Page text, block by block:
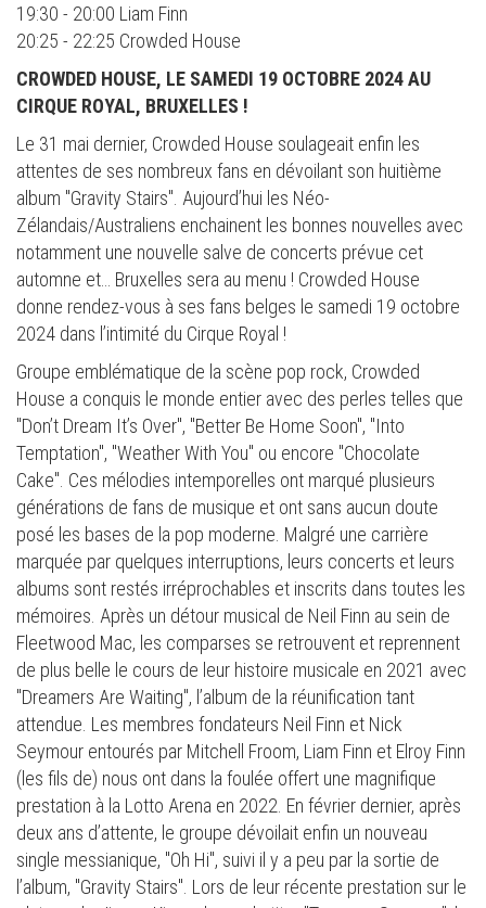
19:30 - 20:00 Liam Finn
20:25 - 22:25 Crowded House
CROWDED HOUSE, LE SAMEDI 19 OCTOBRE 2024 AU
CIRQUE ROYAL, BRUXELLES !
Le 31 mai dernier, Crowded House soulageait enfin les
attentes de ses nombreux fans en dévoilant son huitième
album "Gravity Stairs". Aujourd’hui les Néo-
Zélandais/Australiens enchainent les bonnes nouvelles avec
notamment une nouvelle salve de concerts prévue cet
automne et… Bruxelles sera au menu ! Crowded House
donne rendez-vous à ses fans belges le samedi 19 octobre
2024 dans l’intimité du Cirque Royal !
Groupe emblématique de la scène pop rock, Crowded
House a conquis le monde entier avec des perles telles que
"Don’t Dream It’s Over", "Better Be Home Soon", "Into
Temptation", "Weather With You" ou encore "Chocolate
Cake". Ces mélodies intemporelles ont marqué plusieurs
générations de fans de musique et ont sans aucun doute
posé les bases de la pop moderne. Malgré une carrière
marquée par quelques interruptions, leurs concerts et leurs
albums sont restés irréprochables et inscrits dans toutes les
mémoires. Après un détour musical de Neil Finn au sein de
Fleetwood Mac, les comparses se retrouvent et reprennent
de plus belle le cours de leur histoire musicale en 2021 avec
"Dreamers Are Waiting", l’album de la réunification tant
attendue. Les membres fondateurs Neil Finn et Nick
Seymour entourés par Mitchell Froom, Liam Finn et Elroy Finn
(les fils de) nous ont dans la foulée offert une magnifique
prestation à la Lotto Arena en 2022. En février dernier, après
deux ans d’attente, le groupe dévoilait enfin un nouveau
single messianique, "Oh Hi", suivi il y a peu par la sortie de
l’album, "Gravity Stairs". Lors de leur récente prestation sur le